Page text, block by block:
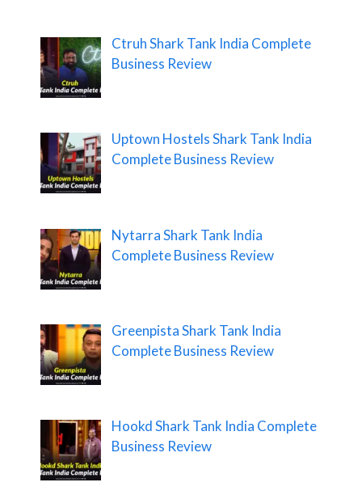
Ctruh Shark Tank India Complete
Business Review
Uptown Hostels Shark Tank India
Complete Business Review
Nytarra Shark Tank India
Complete Business Review
Greenpista Shark Tank India
Complete Business Review
Hookd Shark Tank India Complete
Business Review